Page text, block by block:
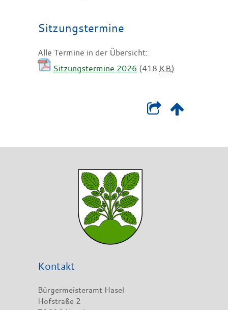
Sitzungstermine
Alle Termine in der Übersicht:
Sitzungstermine 2026 (418 KB)
Kontakt
Bürgermeisteramt Hasel
Hofstraße 2